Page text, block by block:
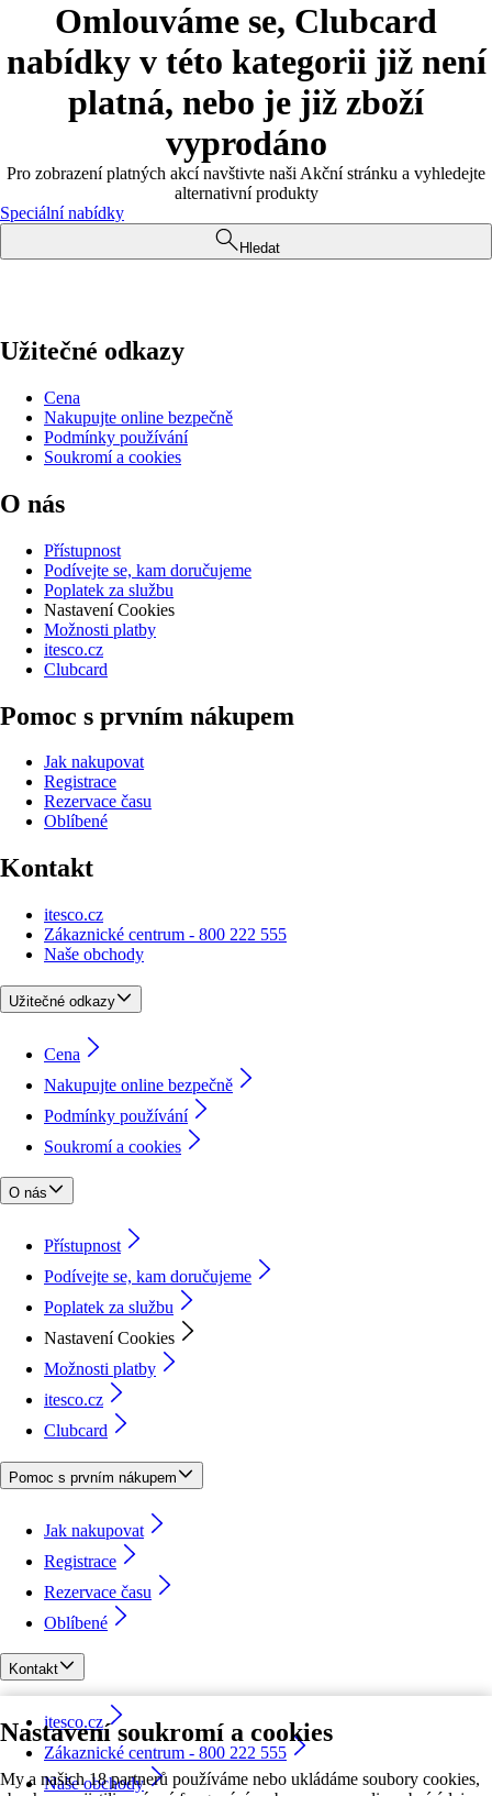
Nastavení soukromí a cookies
My a našich 18 partnerů používáme nebo ukládáme soubory cookies,
Omlouváme se, Clubcard
nabídky v této kategorii již není
platná, nebo je již zboží
vyprodáno
Pro zobrazení platných akcí navštivte naši Akční stránku a vyhledejte
alternativní produkty
Speciální nabídky
Hledat
Užitečné odkazy
Cena
Nakupujte online bezpečně
Podmínky používání
Soukromí a cookies
O nás
Přístupnost
Podívejte se, kam doručujeme
Poplatek za službu
Nastavení Cookies
Možnosti platby
itesco.cz
Clubcard
Pomoc s prvním nákupem
Jak nakupovat
Registrace
Rezervace času
Oblíbené
Kontakt
itesco.cz
Zákaznické centrum - 800 222 555
Naše obchody
Užitečné odkazy
Cena
Nakupujte online bezpečně
Podmínky používání
Soukromí a cookies
O nás
Přístupnost
Podívejte se, kam doručujeme
Poplatek za službu
Nastavení Cookies
Možnosti platby
itesco.cz
Clubcard
Pomoc s prvním nákupem
Jak nakupovat
Registrace
Rezervace času
Oblíbené
Kontakt
itesco.cz
Zákaznické centrum - 800 222 555
Naše obchody